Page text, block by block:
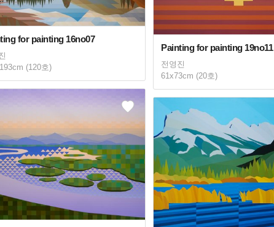
Painting for painting 19no11
전영진
61x73cm (20호)
for painting 16no07
(120호)